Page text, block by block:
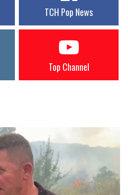
TCH Pop News
Top Channel